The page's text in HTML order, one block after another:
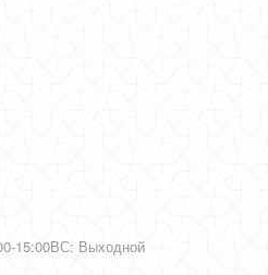
15:00ВС: Выходной